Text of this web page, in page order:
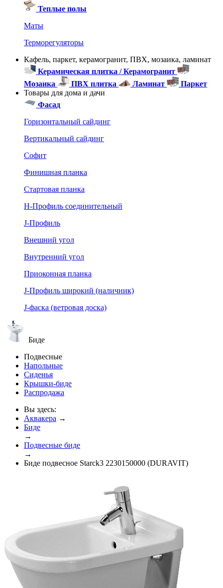
Теплые полы
Маты
Терморегуляторы
Кафель, паркет, керамогранит, ПВХ, мозаика, ламинат
Керамическая плитка / Керамогранит
Мозаика
ПВХ плитка Ламинат
Паркет
Товары для дома и дачи
Фасад
Горизонтальный сайдинг
Вертикальный сайдинг
Софит
Финишная планка
Стартовая планка
Н-Профиль соединительный
J-Профиль
Внешний угол
Внутренний угол
Приоконная планка
J-Профиль широкий (наличник)
J-фаска (ветровая доска)
Биде
Подвесные
Напольные
Сиденья
Крышки-биде
Распродажа
Вы здесь:
Аквакера →
Биде
→
Подвесные биде
→
Биде подвесное Starck3 2230150000 (DURAVIT)